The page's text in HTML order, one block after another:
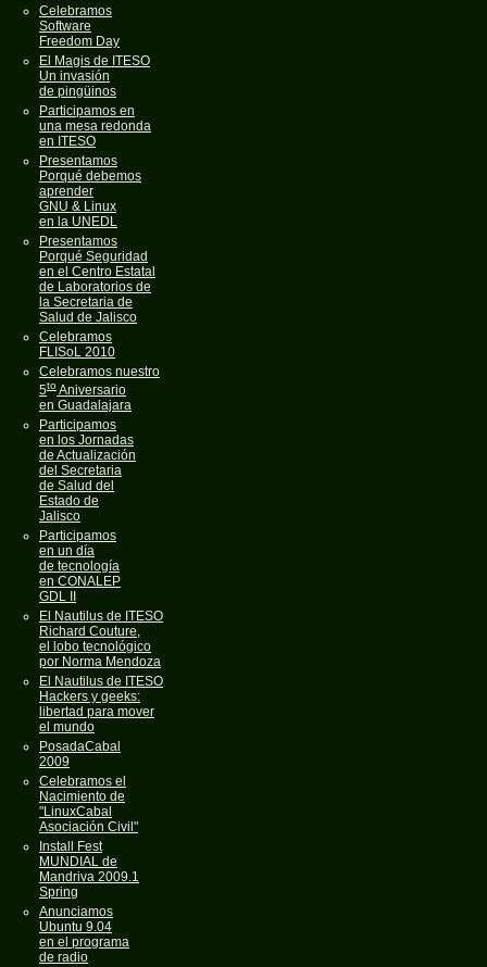
Celebramos
Software
Freedom Day
El Magis de ITESO
Un invasión
de pingüinos
Participamos en
una mesa redonda
en ITESO
Presentamos
Porqué debemos
aprender
GNU & Linux
en la UNEDL
Presentamos
Porqué Seguridad
en el Centro Estatal
de Laboratorios de
la Secretaria de
Salud de Jalisco
Celebramos
FLISoL 2010
Celebramos nuestro
5toAniversario
en Guadalajara
Participamos
en los Jornadas
de Actualización
del Secretaria
de Salud del
Estado de
Jalisco
Participamos
en un día
de tecnología
en CONALEP
GDL II
El Nautilus de ITESO
Richard Couture,
el lobo tecnológico
por Norma Mendoza
El Nautilus de ITESO
Hackers y geeks:
libertad para mover
el mundo
PosadaCabal
2009
Celebramos el
Nacimiento de
"LinuxCabal
Asociación Civil"
Install Fest
MUNDIAL de
Mandriva 2009.1
Spring
Anunciamos
Ubuntu 9.04
en el programa
de radio